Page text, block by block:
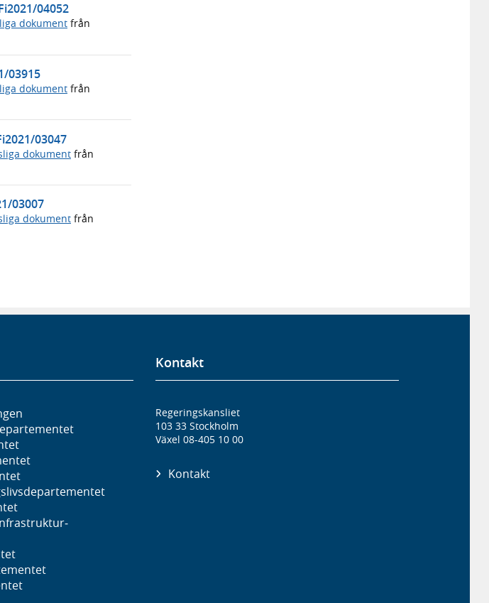
04052
dokument från
03915
dokument från
03047
dokument från
03007
dokument från
Kontakt
Regeringskansliet
103 33 Stockholm
Växel 08-405 10 00
Kontakt